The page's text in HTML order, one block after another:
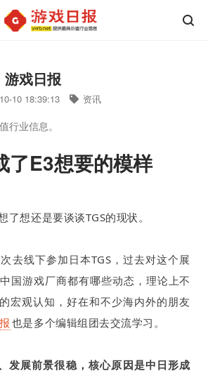
戏日报
10 18:39:13 资讯
行业信息。
了E3想要的模样
了想还是要谈谈TGS的现状。
去线下参加日本TGS ，过去对这个展
国游戏厂商都有哪些动态，理论上不
的宏观认知，好在和不少海内外的朋友
也是多个编辑组团去交流学习。
发展前景很稳，核心原因是中日形成